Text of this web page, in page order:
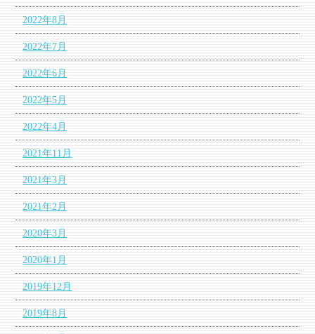
2022年8月
2022年7月
2022年6月
2022年5月
2022年4月
2021年11月
2021年3月
2021年2月
2020年3月
2020年1月
2019年12月
2019年8月